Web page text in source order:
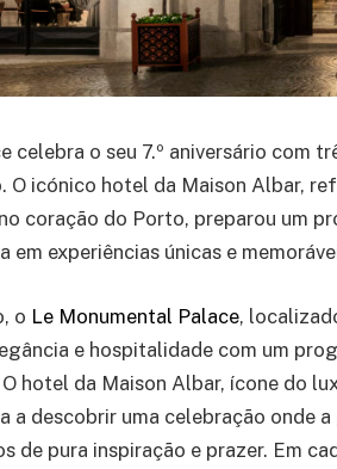
celebra o seu 7.º aniversário com
O icónico hotel da Maison Albar,
coração do Porto, preparou um
experiências únicas e
o Le Monumental Palace,
e hospitalidade com um
hotel da Maison Albar, ícone do
a descobrir uma celebração onde
de pura inspiração e prazer. Em